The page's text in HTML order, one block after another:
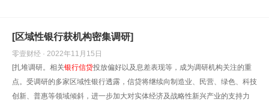
[区域性银行获机构密集调研]
零壹财经 · 2022年11月15日
[扎堆调研。相关银行信贷投放偏好以及息差表现等，成为调研机构关注的重
点。受调研的多家区域性银行透露，信贷将继续向制造业、民营、绿色、科技
创新、普惠等领域倾斜，进一步加大对实体经济及战略性新兴产业的支持力